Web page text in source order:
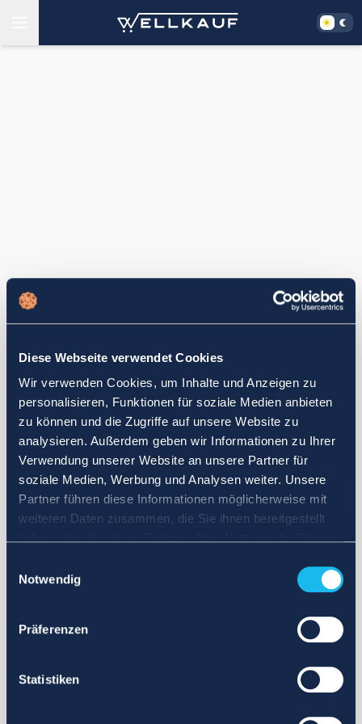
Diese Webseite verwendet Cookies
Wir verwenden Cookies, um Inhalte und Anzeigen zu
personalisieren, Funktionen für soziale Medien anbieten
zu können und die Zugriffe auf unsere Website zu
analysieren. Außerdem geben wir Informationen zu Ihrer
Verwendung unserer Website an unsere Partner für
soziale Medien, Werbung und Analysen weiter. Unsere
Partner führen diese Informationen möglicherweise mit
weiteren Daten zusammen, die Sie ihnen bereitgestellt
Notwendig
Präferenzen
Statistiken